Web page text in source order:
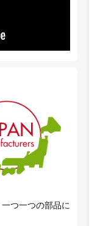
つ一つの部品に